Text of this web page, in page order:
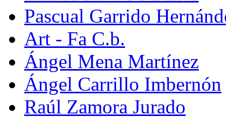
Pascual Garrido
Art - Fa C.b.
Ángel Mena Martínez
Ángel Carrillo Imbernón
Raúl Zamora Jurado